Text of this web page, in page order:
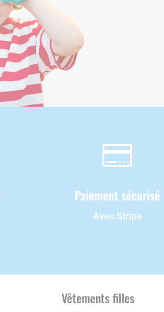

Paiement sécurisé
Avec Stripe
Vêtements filles